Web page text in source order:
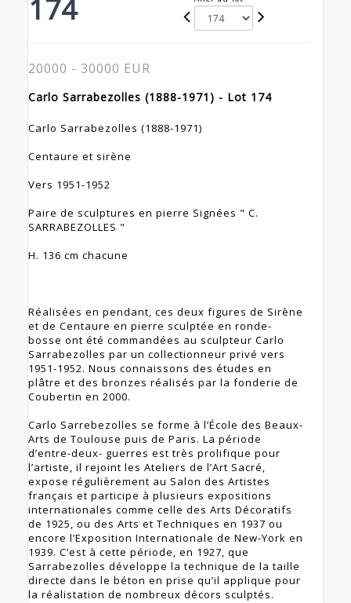
174
20000 - 30000 EUR
Carlo Sarrabezolles (1888-1971) - Lot 174
Carlo Sarrabezolles (1888-1971)
Centaure et sirène
Vers 1951-1952
Paire de sculptures en pierre Signées " C.
SARRABEZOLLES "
H. 136 cm chacune
Réalisées en pendant, ces deux figures de Sirène
et de Centaure en pierre sculptée en ronde-
bosse ont été commandées au sculpteur Carlo
Sarrabezolles par un collectionneur privé vers
1951-1952. Nous connaissons des études en
plâtre et des bronzes réalisés par la fonderie de
Coubertin en 2000.
Carlo Sarrebezolles se forme à l’École des Beaux-
Arts de Toulouse puis de Paris. La période
d’entre-deux- guerres est très prolifique pour
l’artiste, il rejoint les Ateliers de l’Art Sacré,
expose régulièrement au Salon des Artistes
français et participe à plusieurs expositions
internationales comme celle des Arts Décoratifs
de 1925, ou des Arts et Techniques en 1937 ou
encore l’Exposition Internationale de New-York en
1939. C’est à cette période, en 1927, que
Sarrabezolles développe la technique de la taille
directe dans le béton en prise qu’il applique pour
la réalistation de nombreux décors sculptés.